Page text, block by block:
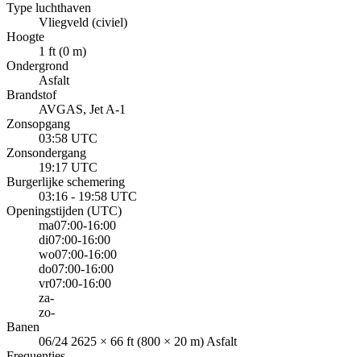
Type luchthaven
Vliegveld (civiel)
Hoogte
1 ft (0 m)
Ondergrond
Asfalt
Brandstof
AVGAS, Jet A-1
Zonsopgang
03:58 UTC
Zonsondergang
19:17 UTC
Burgerlijke schemering
03:16 - 19:58 UTC
Openingstijden (UTC)
ma07:00-16:00
di07:00-16:00
wo07:00-16:00
do07:00-16:00
vr07:00-16:00
za-
zo-
Banen
06/24 2625 × 66 ft (800 × 20 m) Asfalt